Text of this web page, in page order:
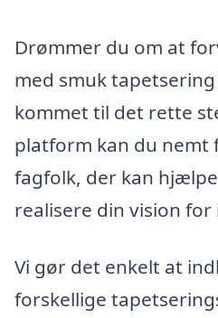
Drømmer du om at
med smuk
kommet til det rette
platform kan du nemt
fagfolk, der kan
realisere din vision
Vi gør det enkelt at
forskellige